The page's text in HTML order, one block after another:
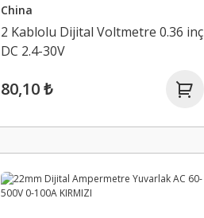
China
2 Kablolu Dijital Voltmetre 0.36 inç
DC 2.4-30V
80,10 ₺